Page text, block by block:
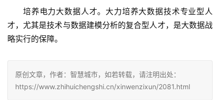
培养电力大数据人才。大力培养大数据技术专业型人
才，尤其是技术与数据建模分析的复合型人才，是大数据战
略实行的保障。
原创文章，作者：智慧城市，如若转载，请注明出处：
https://www.zhihuichengshi.cn/xinwenzixun/2081.html